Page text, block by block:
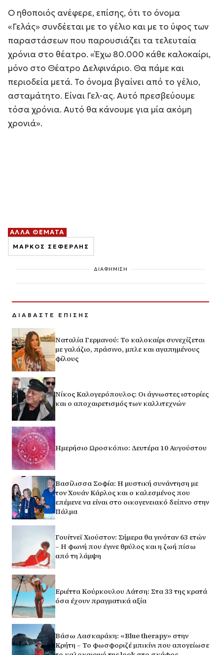
Ο ηθοποιός ανέφερε, επίσης, ότι το όνομα
«Γελάς» συνδέεται με το γέλιο και με το ύφος των
παραστάσεων που παρουσιάζει τα τελευταία
χρόνια στο θέατρο. «Έχω 80.000 κάθε καλοκαίρι,
μόνο στο Θέατρο Δελφινάριο. Θα πάμε και
περιοδεία μετά. Το όνομα βγαίνει από το γέλιο,
ασταμάτητο. Είναι Γελ-ας. Αυτό πρεσβεύουμε
τόσα χρόνια. Αυτό θα κάνουμε για μία ακόμη
χρονιά».
ΑΛΛΑ ΘΕΜΑΤΑ
ΜΑΡΚΟΣ ΣΕΦΕΡΛΗΣ
ΔΙΑΦΗΜΙΣΗ
ΔΙΑΒΑΣΤΕ ΕΠΙΣΗΣ
Ναταλία Γερμανού: Το καλοκαίρι συνεχίζεται
με γαλάζιο, πράσινο, μπλε και αγαπημένους
φίλους
Νίκος Καλογερόπουλος: Οι άγνωστες ιστορίες
και ο αποχαιρετισμός των καλλιτεχνών
Ημερήσιο Ωροσκόπιο: Δευτέρα 10 Αυγούστου
Βασίλισσα Σοφία: H μυστική συνάντηση με
τον Χουάν Κάρλος και ο καλεσμένος που
επέμενε να είναι στο οικογενειακό δείπνο στην
Πάλμα
Γουίτνεϊ Χιούστον: Σήμερα θα γινόταν 63 ετών
– Η φωνή που έγινε θρύλος και η ζωή πίσω
από τη λάμψη
Εριέττα Κούρκουλου Λάτση: Στα 33 της κρατά
όσα έχουν πραγματικά αξία
Βάσω Λασκαράκη: «Blue therapy» στην
Κρήτη – Το φωσφοριζέ μπικίνι που απογείωσε